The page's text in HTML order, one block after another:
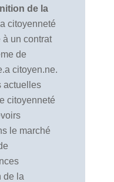
de la
citoyenneté
un contrat
de
citoyen.ne.
actuelles
citoyenneté
le marché
de la